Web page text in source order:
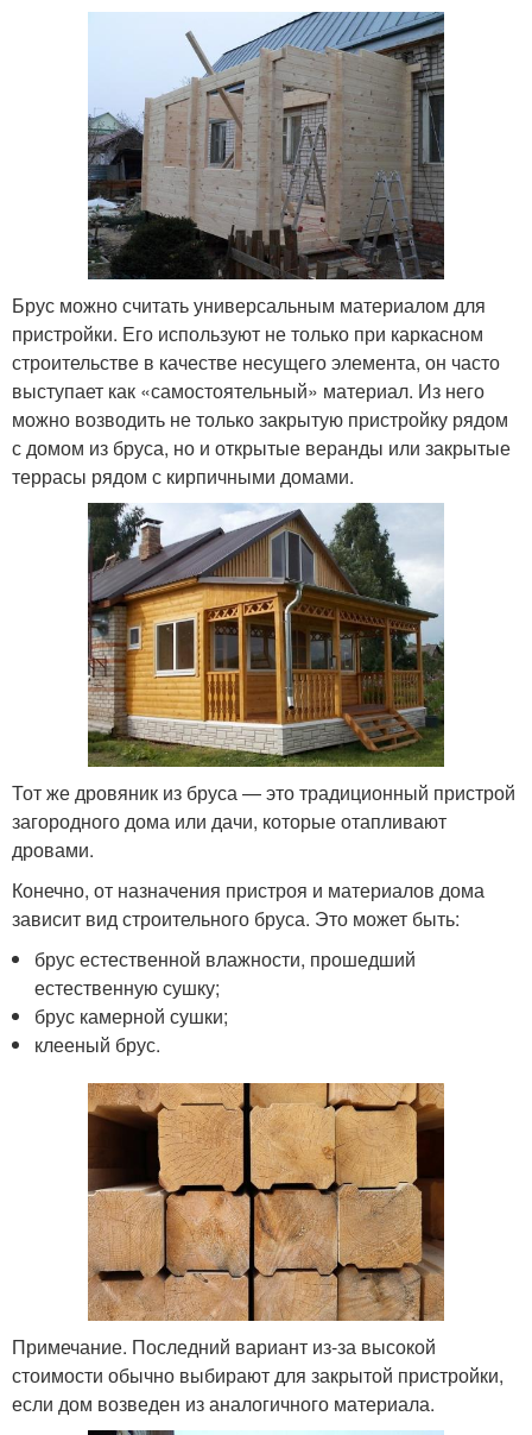
Брус можно считать универсальным материалом для
пристройки. Его используют не только при каркасном
строительстве в качестве несущего элемента, он часто
выступает как «самостоятельный» материал. Из него
можно возводить не только закрытую пристройку рядом
с домом из бруса, но и открытые веранды или закрытые
террасы рядом с кирпичными домами.
Тот же дровяник из бруса — это традиционный пристрой
загородного дома или дачи, которые отапливают
дровами.
Конечно, от назначения пристроя и материалов дома
зависит вид строительного бруса. Это может быть:
брус естественной влажности, прошедший
естественную сушку;
брус камерной сушки;
клееный брус.
Примечание. Последний вариант из-за высокой
стоимости обычно выбирают для закрытой пристройки,
если дом возведен из аналогичного материала.